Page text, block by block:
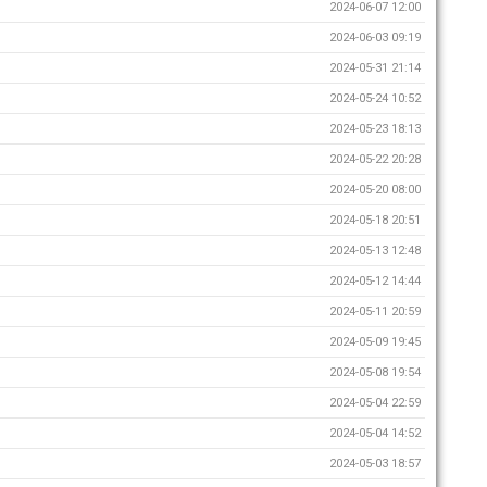
2024-06-07 12:00
2024-06-03 09:19
2024-05-31 21:14
2024-05-24 10:52
2024-05-23 18:13
2024-05-22 20:28
2024-05-20 08:00
2024-05-18 20:51
2024-05-13 12:48
2024-05-12 14:44
2024-05-11 20:59
2024-05-09 19:45
2024-05-08 19:54
2024-05-04 22:59
2024-05-04 14:52
2024-05-03 18:57